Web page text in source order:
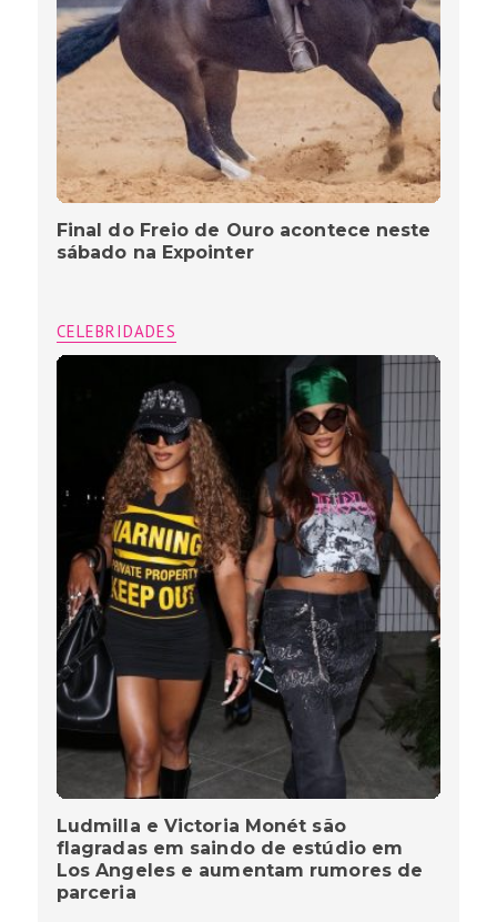
Final do Freio de Ouro acontece neste
sábado na Expointer
CELEBRIDADES
Ludmilla e Victoria Monét são
flagradas em saindo de estúdio em
Los Angeles e aumentam rumores de
parceria